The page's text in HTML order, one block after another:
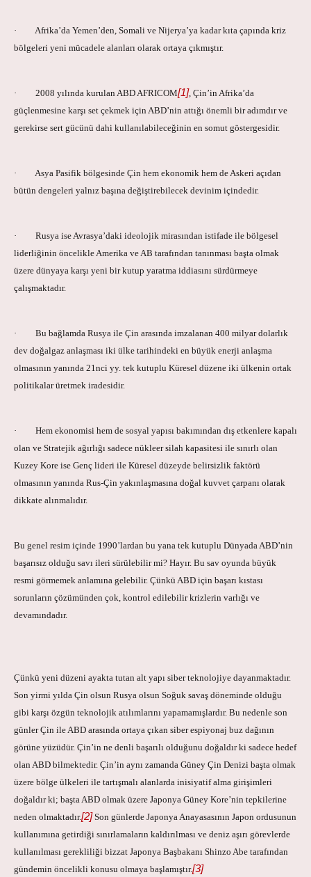
· Afrika’da Yemen’den, Somali ve Nijerya’ya kadar kıta çapında kriz
bölgeleri yeni mücadele alanları olarak ortaya çıkmıştır.
· 2008 yılında kurulan ABD AFRICOM[1], Çin’in Afrika’da
güçlenmesine karşı set çekmek için ABD’nin attığı önemli bir adımdır ve
gerekirse sert gücünü dahi kullanılabileceğinin en somut göstergesidir.
· Asya Pasifik bölgesinde Çin hem ekonomik hem de Askeri açıdan
bütün dengeleri yalnız başına değiştirebilecek devinim içindedir.
· Rusya ise Avrasya’daki ideolojik mirasından istifade ile bölgesel
liderliğinin öncelikle Amerika ve AB tarafından tanınması başta olmak
üzere dünyaya karşı yeni bir kutup yaratma iddiasını sürdürmeye
çalışmaktadır.
· Bu bağlamda Rusya ile Çin arasında imzalanan 400 milyar dolarlık
dev doğalgaz anlaşması iki ülke tarihindeki en büyük enerji anlaşma
olmasının yanında 21nci yy. tek kutuplu Küresel düzene iki ülkenin ortak
politikalar üretmek iradesidir.
· Hem ekonomisi hem de sosyal yapısı bakımından dış etkenlere kapalı
olan ve Stratejik ağırlığı sadece nükleer silah kapasitesi ile sınırlı olan
Kuzey Kore ise Genç lideri ile Küresel düzeyde belirsizlik faktörü
olmasının yanında Rus-Çin yakınlaşmasına doğal kuvvet çarpanı olarak
dikkate alınmalıdır.
Bu genel resim içinde 1990’lardan bu yana tek kutuplu Dünyada ABD’nin
başarısız olduğu savı ileri sürülebilir mi? Hayır. Bu sav oyunda büyük
resmi görmemek anlamına gelebilir. Çünkü ABD için başarı kıstası
sorunların çözümünden çok, kontrol edilebilir krizlerin varlığı ve
devamındadır.
Çünkü yeni düzeni ayakta tutan alt yapı siber teknolojiye dayanmaktadır.
Son yirmi yılda Çin olsun Rusya olsun Soğuk savaş döneminde olduğu
gibi karşı özgün teknolojik atılımlarını yapamamışlardır. Bu nedenle son
günler Çin ile ABD arasında ortaya çıkan siber espiyonaj buz dağının
görüne yüzüdür. Çin’in ne denli başarılı olduğunu doğaldır ki sadece hedef
olan ABD bilmektedir. Çin’in aynı zamanda Güney Çin Denizi başta olmak
üzere bölge ülkeleri ile tartışmalı alanlarda inisiyatif alma girişimleri
doğaldır ki; başta ABD olmak üzere Japonya Güney Kore’nin tepkilerine
neden olmaktadır.[2]Son günlerde Japonya Anayasasının Japon ordusunun
kullanımına getirdiği sınırlamaların kaldırılması ve deniz aşırı görevlerde
kullanılması gerekliliği bizzat Japonya Başbakanı Shinzo Abe tarafından
gündemin öncelikli konusu olmaya başlamıştır.[3]